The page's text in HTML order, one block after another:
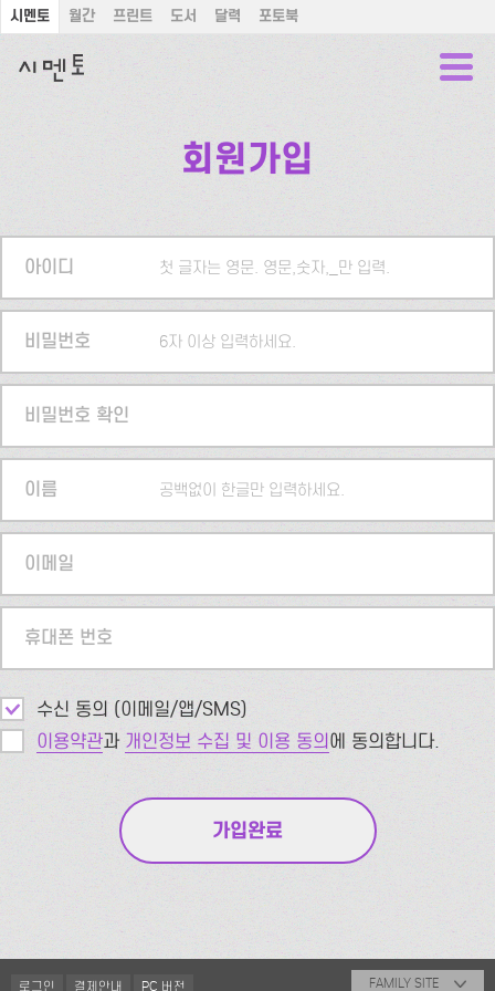
시멘토 월간 프린트 도서 달력 포토북
회원가입
아이디 첫 글자는 영문. 영문,숫자,_만 입력.
비밀번호 6자 이상 입력하세요.
비밀번호 확인
이름 공백없이 한글만 입력하세요.
이메일
휴대폰 번호
수신 동의 (이메일/앱/SMS)
이용약관과 개인정보 수집 및 이용 동의에 동의합니다.
로그인 결제안내 PC 버전 FAMILY SITE